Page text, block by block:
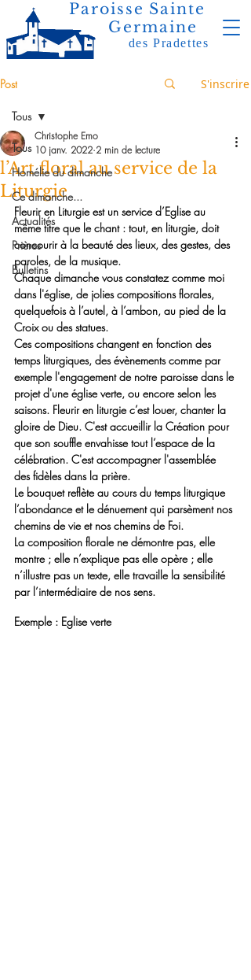
Paroisse Sainte
Germaine
des Pradettes
Post S'inscrire
Tous
Homélie du dimanche
Ce dimanche...
Actualités
Prières
Bulletins
Tous
l’Art floral au service de la
Liturgie
Christophe Emo
10 janv. 2022 2 min de lecture
Fleurir en Liturgie est un service d’Eglise au
même titre que le chant : tout, en liturgie, doit
concourir à la beauté des lieux, des gestes, des
paroles, de la musique.
Chaque dimanche vous constatez comme moi
dans l'église, de jolies compositions florales,
quelquefois à l’autel, à l’ambon, au pied de la
Croix ou des statues.
Ces compositions changent en fonction des
temps liturgiques, des évènements comme par
exemple l'engagement de notre paroisse dans le
projet d'une église verte, ou encore selon les
saisons. Fleurir en liturgie c’est louer, chanter la
gloire de Dieu. C'est accueillir la Création pour
que son souffle envahisse tout l’espace de la
célébration. C'est accompagner l'assemblée
des fidèles dans la prière.
Le bouquet reflète au cours du temps liturgique
l’abondance et le dénuement qui parsèment nos
chemins de vie et nos chemins de Foi.
La composition florale ne démontre pas, elle
montre ; elle n’explique pas elle opère ; elle
n’illustre pas un texte, elle travaille la sensibilité
par l’intermédiaire de nos sens.
Exemple : Eglise verte